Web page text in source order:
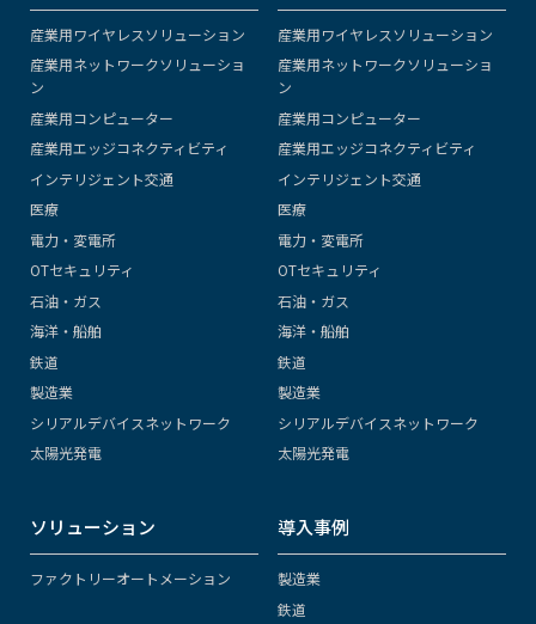
産業用ワイヤレスソリューション
産業用ネットワークソリューショ
ン
産業用コンピューター
産業用エッジコネクティビティ
インテリジェント交通
医療
電力・変電所
OTセキュリティ
石油・ガス
海洋・船舶
鉄道
製造業
シリアルデバイスネットワーク
太陽光発電
産業用ワイヤレスソリューション
産業用ネットワークソリューショ
ン
産業用コンピューター
産業用エッジコネクティビティ
インテリジェント交通
医療
電力・変電所
OTセキュリティ
石油・ガス
海洋・船舶
鉄道
製造業
シリアルデバイスネットワーク
太陽光発電
ソリューション
ファクトリーオートメーション
導入事例
製造業
鉄道